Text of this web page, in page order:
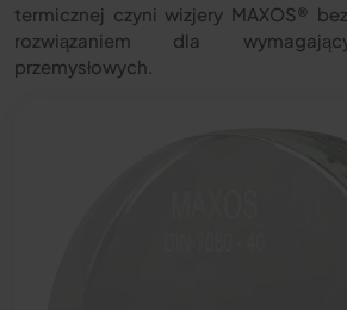
termicznej czyni wizjery MAXOS®
rozwiązaniem dla
przemysłowych.